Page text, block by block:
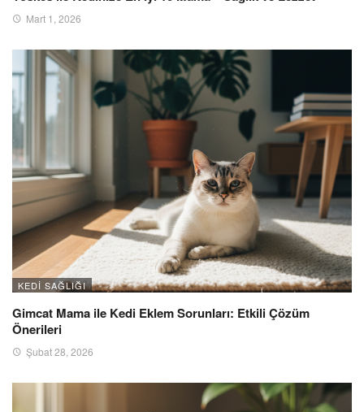
Mart 1, 2026
KEDI SAĞLIĞI
Gimcat Mama ile Kedi Eklem Sorunları: Etkili Çözüm
Önerileri
Şubat 28, 2026